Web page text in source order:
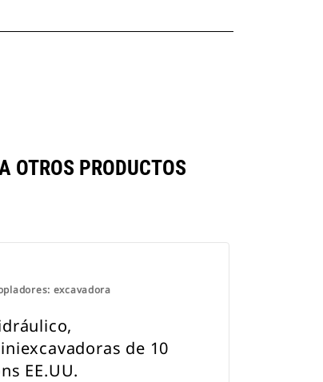
OTROS PRODUCTOS
excavadora
de 10
EE.UU.